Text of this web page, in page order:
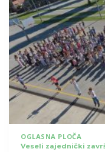
OGLASNA PLOČA
Veseli zajednički